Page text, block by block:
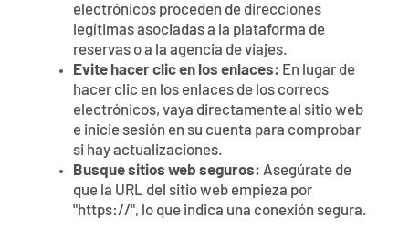
electrónicos proceden de direcciones
legítimas asociadas a la plataforma de
reservas o a la agencia de viajes.
Evite hacer clic en los enlaces: En lugar de
hacer clic en los enlaces de los correos
electrónicos, vaya directamente al sitio web
e inicie sesión en su cuenta para comprobar
si hay actualizaciones.
Busque sitios web seguros: Asegúrate de
que la URL del sitio web empieza por
"https://", lo que indica una conexión segura.